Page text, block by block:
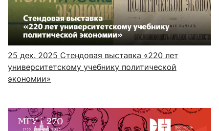
25 дек. 2025 Стендовая выставка «220 лет
университетскому учебнику политической
экономии»